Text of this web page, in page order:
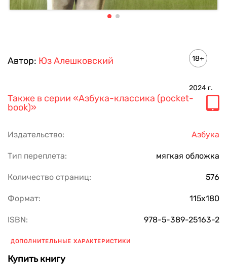
Автор: Юз Алешковский 18+
2024 г.
Также в серии «Азбука-классика (pocket-
book)»
Издательство: Азбука
Тип переплета: мягкая обложка
Количество страниц: 576
Формат: 115х180
ISBN: 978-5-389-25163-2
ДОПОЛНИТЕЛЬНЫЕ ХАРАКТЕРИСТИКИ
Купить книгу